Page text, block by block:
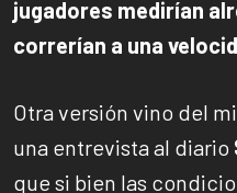
jugadores medirían
correrían a una
Otra versión vino del
una entrevista al diario
que si bien las